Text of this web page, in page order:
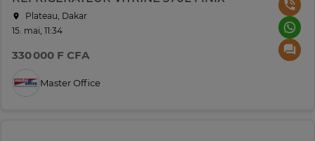
Plateau, Dakar
15. mai, 11:34
330 000 F CFA
Master Office